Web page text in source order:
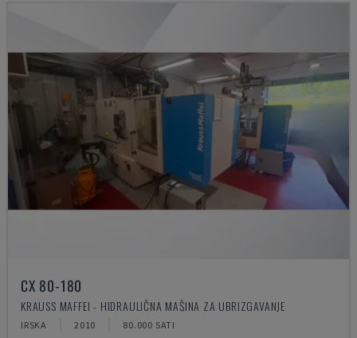
CX 80-180
KRAUSS MAFFEI - HIDRAULIČNA MAŠINA ZA UBRIZGAVANJE
IRSKA 2010 80.000 SATI